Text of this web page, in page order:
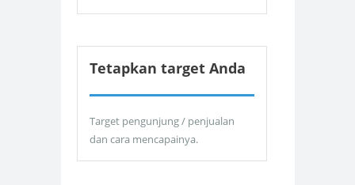
Tetapkan target Anda
Target pengunjung / penjualan
dan cara mencapainya.